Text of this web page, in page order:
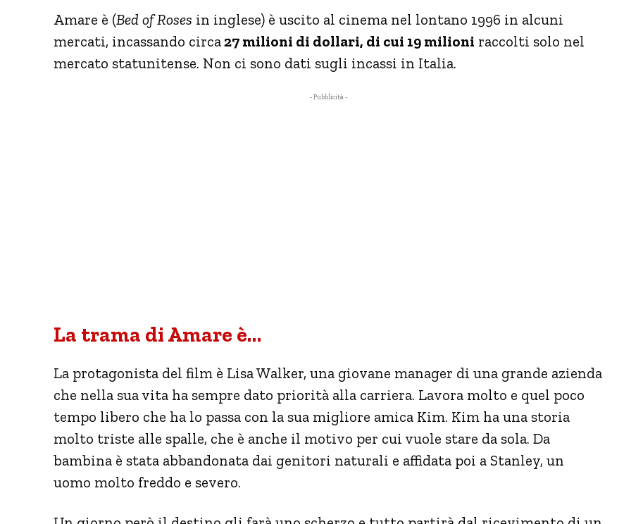
Amare è (Bed of Roses in inglese) è uscito al cinema nel lontano 1996 in alcuni
mercati, incassando circa27 milioni di dollari, di cui 19 milioni raccolti solo nel
mercato statunitense. Non ci sono dati sugli incassi in Italia.
- Pubblicità -
La trama di Amare è…
La protagonista del film è Lisa Walker, una giovane manager di una grande azienda
che nella sua vita ha sempre dato priorità alla carriera. Lavora molto e quel poco
tempo libero che ha lo passa con la sua migliore amica Kim. Kim ha una storia
molto triste alle spalle, che è anche il motivo per cui vuole stare da sola. Da
bambina è stata abbandonata dai genitori naturali e affidata poi a Stanley, un
uomo molto freddo e severo.